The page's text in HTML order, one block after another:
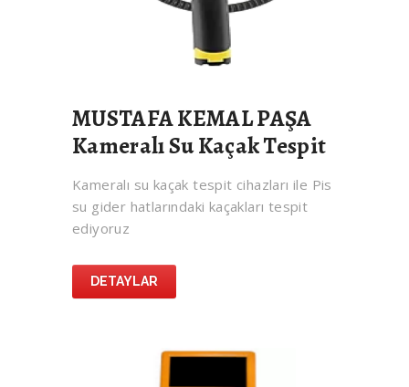
MUSTAFA KEMAL PAŞA
Kameralı Su Kaçak Tespit
Kameralı su kaçak tespit cihazları ile Pis
su gider hatlarındaki kaçakları tespit
ediyoruz
DETAYLAR